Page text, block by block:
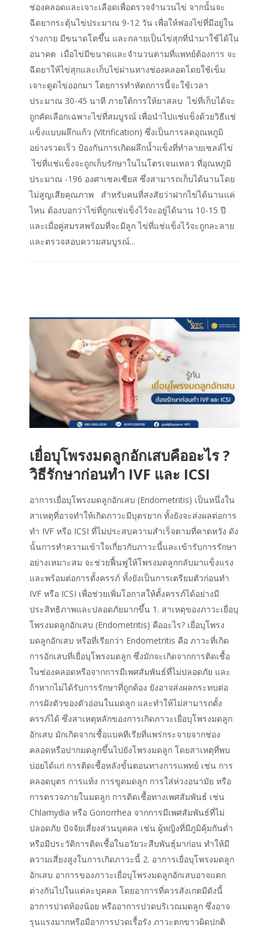
ช่องคลอดและเจาะเลือดเพื่อตรวจจำนวนไข่ จากนั้นจะ
ฉีดยากระตุ้นไข่ประมาณ 9-12 วัน เพื่อให้ฟองไข่ที่มีอยู่ใน
ร่างกาย มีขนาดโตขึ้น และกลายเป็นไข่สุกที่นำมาใช้ได้ใน
อนาคต เมื่อไข่มีขนาดและจำนวนตามที่แพทย์ต้องการ จะ
ฉีดยาให้ไข่สุกและเก็บไข่ผ่านทางช่องคลอดโดยใช้เข็ม
เจาะดูดไข่ออกมา โดยการทำหัตถการนี้จะใช้เวลา
ประมาณ 30-45 นาที ภายใต้การให้ยาสลบ ไข่ที่เก็บได้จะ
ถูกคัดเลือกเฉพาะไข่ที่สมบูรณ์ เพื่อนำไปแช่แข็งด้วยวิธีแช่
แข็งแบบผลึกแก้ว (Vitrification) ซึ่งเป็นการลดอุณหภูมิ
อย่างรวดเร็ว ป้องกันการเกิดผลึกน้ำแข็งที่ทำลายเซลล์ไข่
ไข่ที่แช่แข็งจะถูกเก็บรักษาในไนโตรเจนเหลว ที่อุณหภูมิ
ประมาณ -196 องศาเซลเซียส ซึ่งสามารถเก็บได้นานโดย
ไม่สูญเสียคุณภาพ สำหรับคนที่สงสัยว่าฝากไข่ได้นานแค่
ไหน ต้องบอกว่าไข่ที่ถูกแช่แข็งไว้จะอยู่ได้นาน 10-15 ปี
และเมื่อคู่สมรสพร้อมที่จะมีลูก ไข่ที่แช่แข็งไว้จะถูกละลาย
และตรวจสอบความสมบูรณ์...
เยื่อบุโพรงมดลูกอักเสบคืออะไร ?
วิธีรักษาก่อนทำ IVF และ ICSI
อาการเยื่อบุโพรงมดลูกอักเสบ (Endometritis) เป็นหนึ่งใน
สาเหตุที่อาจทำให้เกิดภาวะมีบุตรยาก ทั้งยังจะส่งผลต่อการ
ทำ IVF หรือ ICSI ที่ไม่ประสบความสำเร็จตามที่คาดหวัง ดัง
นั้นการทำความเข้าใจเกี่ยวกับภาวะนี้และเข้ารับการรักษา
อย่างเหมาะสม จะช่วยฟื้นฟูให้โพรงมดลูกกลับมาแข็งแรง
และพร้อมต่อการตั้งครรภ์ ทั้งยังเป็นการเตรียมตัวก่อนทำ
IVF หรือ ICSI เพื่อช่วยเพิ่มโอกาสให้ตั้งครรภ์ได้อย่างมี
ประสิทธิภาพและปลอดภัยมากขึ้น 1. สาเหตุของภาวะเยื่อบุ
โพรงมดลูกอักเสบ (Endometritis) คืออะไร? เยื่อบุโพรง
มดลูกอักเสบ หรือที่เรียกว่า Endometritis คือ ภาวะที่เกิด
การอักเสบที่เยื่อบุโพรงมดลูก ซึ่งมักจะเกิดจากการติดเชื้อ
ในช่องคลอดหรือจากการมีเพศสัมพันธ์ที่ไม่ปลอดภัย และ
ถ้าหากไม่ได้รับการรักษาที่ถูกต้อง ยังอาจส่งผลกระทบต่อ
การฝังตัวของตัวอ่อนในมดลูก และทำให้ไม่สามารถตั้ง
ครรภ์ได้ ซึ่งสาเหตุหลักของการเกิดภาวะเยื่อบุโพรงมดลูก
อักเสบ มักเกิดจากเชื้อแบคทีเรียที่แพร่กระจายจากช่อง
คลอดหรือปากมดลูกขึ้นไปยังโพรงมดลูก โดยสาเหตุที่พบ
บ่อยได้แก่ การติดเชื้อหลังขั้นตอนทางการแพทย์ เช่น การ
คลอดบุตร การแท้ง การขูดมดลูก การใส่ห่วงอนามัย หรือ
การตรวจภายในมดลูก การติดเชื้อทางเพศสัมพันธ์ เช่น
Chlamydia หรือ Gonorrhea จากการมีเพศสัมพันธ์ที่ไม่
ปลอดภัย ปัจจัยเสี่ยงส่วนบุคคล เช่น ผู้หญิงที่มีภูมิคุ้มกันต่ำ
หรือมีประวัติการติดเชื้อในอวัยวะสืบพันธุ์มาก่อน ทำให้มี
ความเสี่ยงสูงในการเกิดภาวะนี้ 2. อาการเยื่อบุโพรงมดลูก
อักเสบ อาการของภาวะเยื่อบุโพรงมดลูกอักเสบอาจแตก
ต่างกันไปในแต่ละบุคคล โดยอาการที่ควรสังเกตมีดังนี้
อาการปวดท้องน้อย หรืออาการปวดบริเวณมดลูก ซึ่งอาจ
รุนแรงมากหรือมีอาการปวดเรื้อรัง ภาวะตกขาวผิดปกติ